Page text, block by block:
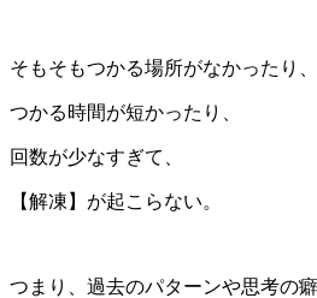
そもそもつかる場所がなかったり、
つかる時間が短かったり、
回数が少なすぎて、
【解凍】が起こらない。
つまり、過去のパターンや思考の